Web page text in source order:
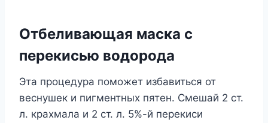
Отбеливающая маска с
перекисью водорода
Эта процедура поможет избавиться от
веснушек и пигментных пятен. Смешай 2 ст.
л. крахмала и 2 ст. л. 5%-й перекиси